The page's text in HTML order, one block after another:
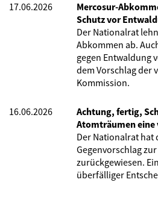
17.06.2026
Mercosur-
Schutz vor
Der Nationalrat
Abkommen ab.
gegen Entwaldung
dem Vorschlag der
Kommission.
16.06.2026
Achtung, fertig,
Atomträumen eine
Der Nationalrat hat
Gegenvorschlag
zurückgewiesen.
überfälliger